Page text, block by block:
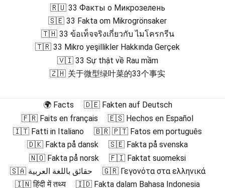
🇷🇺 33 Факты о Микрозелень
🇸🇪 33 Fakta om Mikrogrönsaker
🇹🇭 33 ข้อเท็จจริงเกี่ยวกับ ไมโครกรีน
🇹🇷 33 Mikro yeşillikler Hakkında Gerçek
🇻🇮 33 Sự thật về Rau mầm
🇿🇭 关于微型绿叶菜的33个事实
🌍 Facts
🇩🇪 Fakten auf Deutsch
🇫🇷 Faits en français
🇪🇸 Hechos en Español
🇮🇹 Fatti in Italiano
🇧🇷 🇵🇹 Fatos em português
🇩🇰 Fakta på dansk
🇸🇪 Fakta på svenska
🇳🇴 Fakta på norsk
🇫🇮 Faktat suomeksi
🇸🇦 حقائق باللغة العربية
🇬🇷 Γεγονότα στα ελληνικά
🇮🇳 हिंदी में तथ्य
🇮🇩 Fakta dalam Bahasa Indonesia